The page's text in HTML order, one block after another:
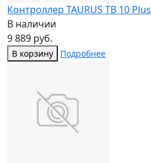
Контроллер TAURUS TB 10 Plus
В наличии
9 889 руб.
В корзину Подробнее